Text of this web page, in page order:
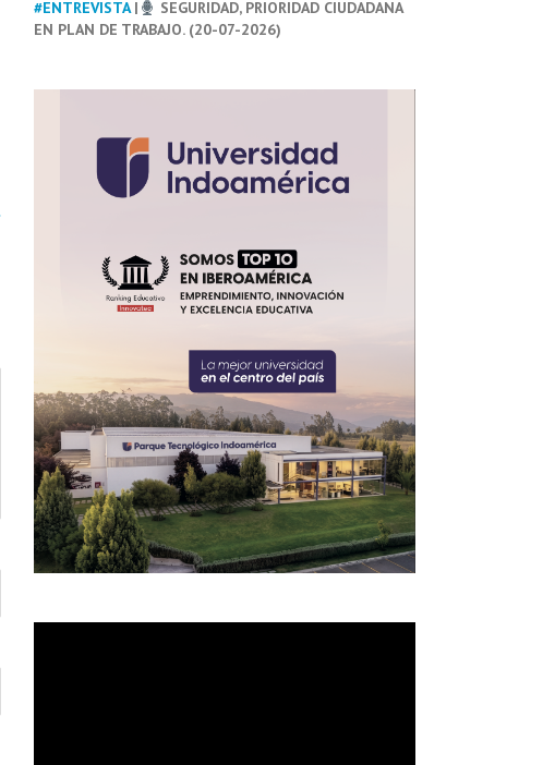
#ENTREVISTA|
SEGURIDAD, PRIORIDAD CIUDADANA
EN PLAN DE TRABAJO. (20-07-2026)